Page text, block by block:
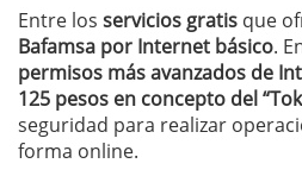
Entre los servicios gratis que
Bafamsa por Internet básico.
permisos más avanzados de
125 pesos en concepto del
seguridad para realizar
forma online.